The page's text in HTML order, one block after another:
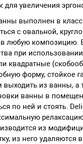
для увеличения
выполнен в
с овальной,
в любую композицию.
при
квадратные
форму, стойкое
выходить из ванны,
ванны в
по ней и стоять.
из
из него